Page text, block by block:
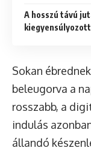
A hosszú távú
Sokan
beleugorva a
rosszabb, a
indulás
állandó